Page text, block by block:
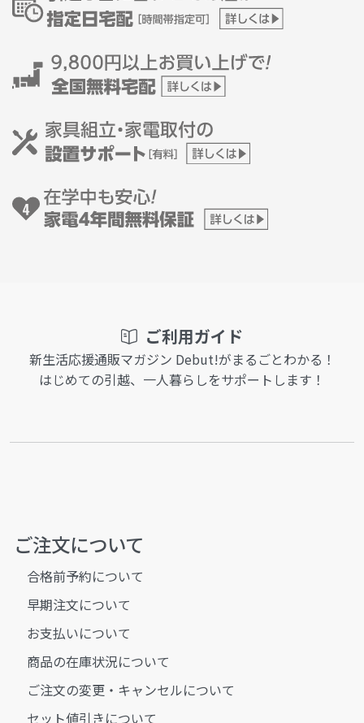
ご利用ガイド
新生活応援通販マガジン Debut!がまるごとわかる！
はじめての引越、一人暮らしをサポートします！
ご注文について
合格前予約について
早期注文について
お支払いについて
商品の在庫状況について
ご注文の変更・キャンセルについて
セット値引きについて